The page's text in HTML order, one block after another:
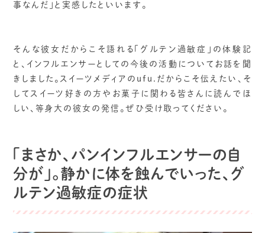
事なんだ」と実感したといいます。
そんな彼女だからこそ語れる「グルテン過敏症」の体験記
と、インフルエンサーとしての今後の活動についてお話を聞
きしました。スイーツメディアのufu.だからこそ伝えたい、そ
してスイーツ好きの方やお菓子に関わる皆さんに読んでほ
しい、等身大の彼女の発信。ぜひ受け取ってください。
「まさか、パンインフルエンサーの自
分が」。静かに体を蝕んでいった、グ
ルテン過敏症の症状